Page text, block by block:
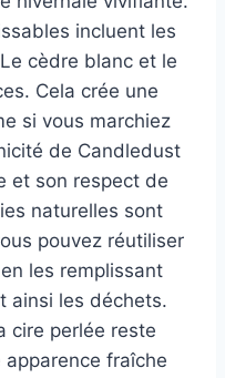
incluent les
cèdre blanc et le
Cela crée une
si vous marchiez
de Candledust
et son respect de
naturelles sont
pouvez réutiliser
les remplissant
ainsi les déchets.
cire perlée reste
fraîche